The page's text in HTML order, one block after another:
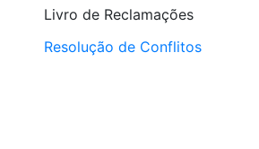
Livro de Reclamações
Resolução de Conflitos